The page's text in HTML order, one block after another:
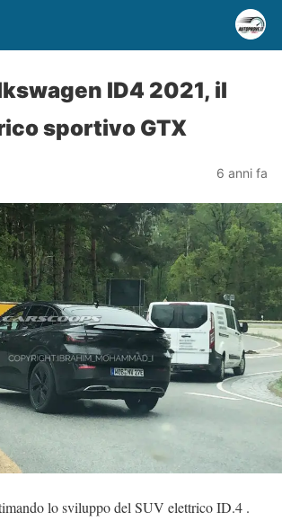
ID4 2021, il
sportivo GTX
6 anni fa
lo sviluppo del SUV elettrico ID.4 .